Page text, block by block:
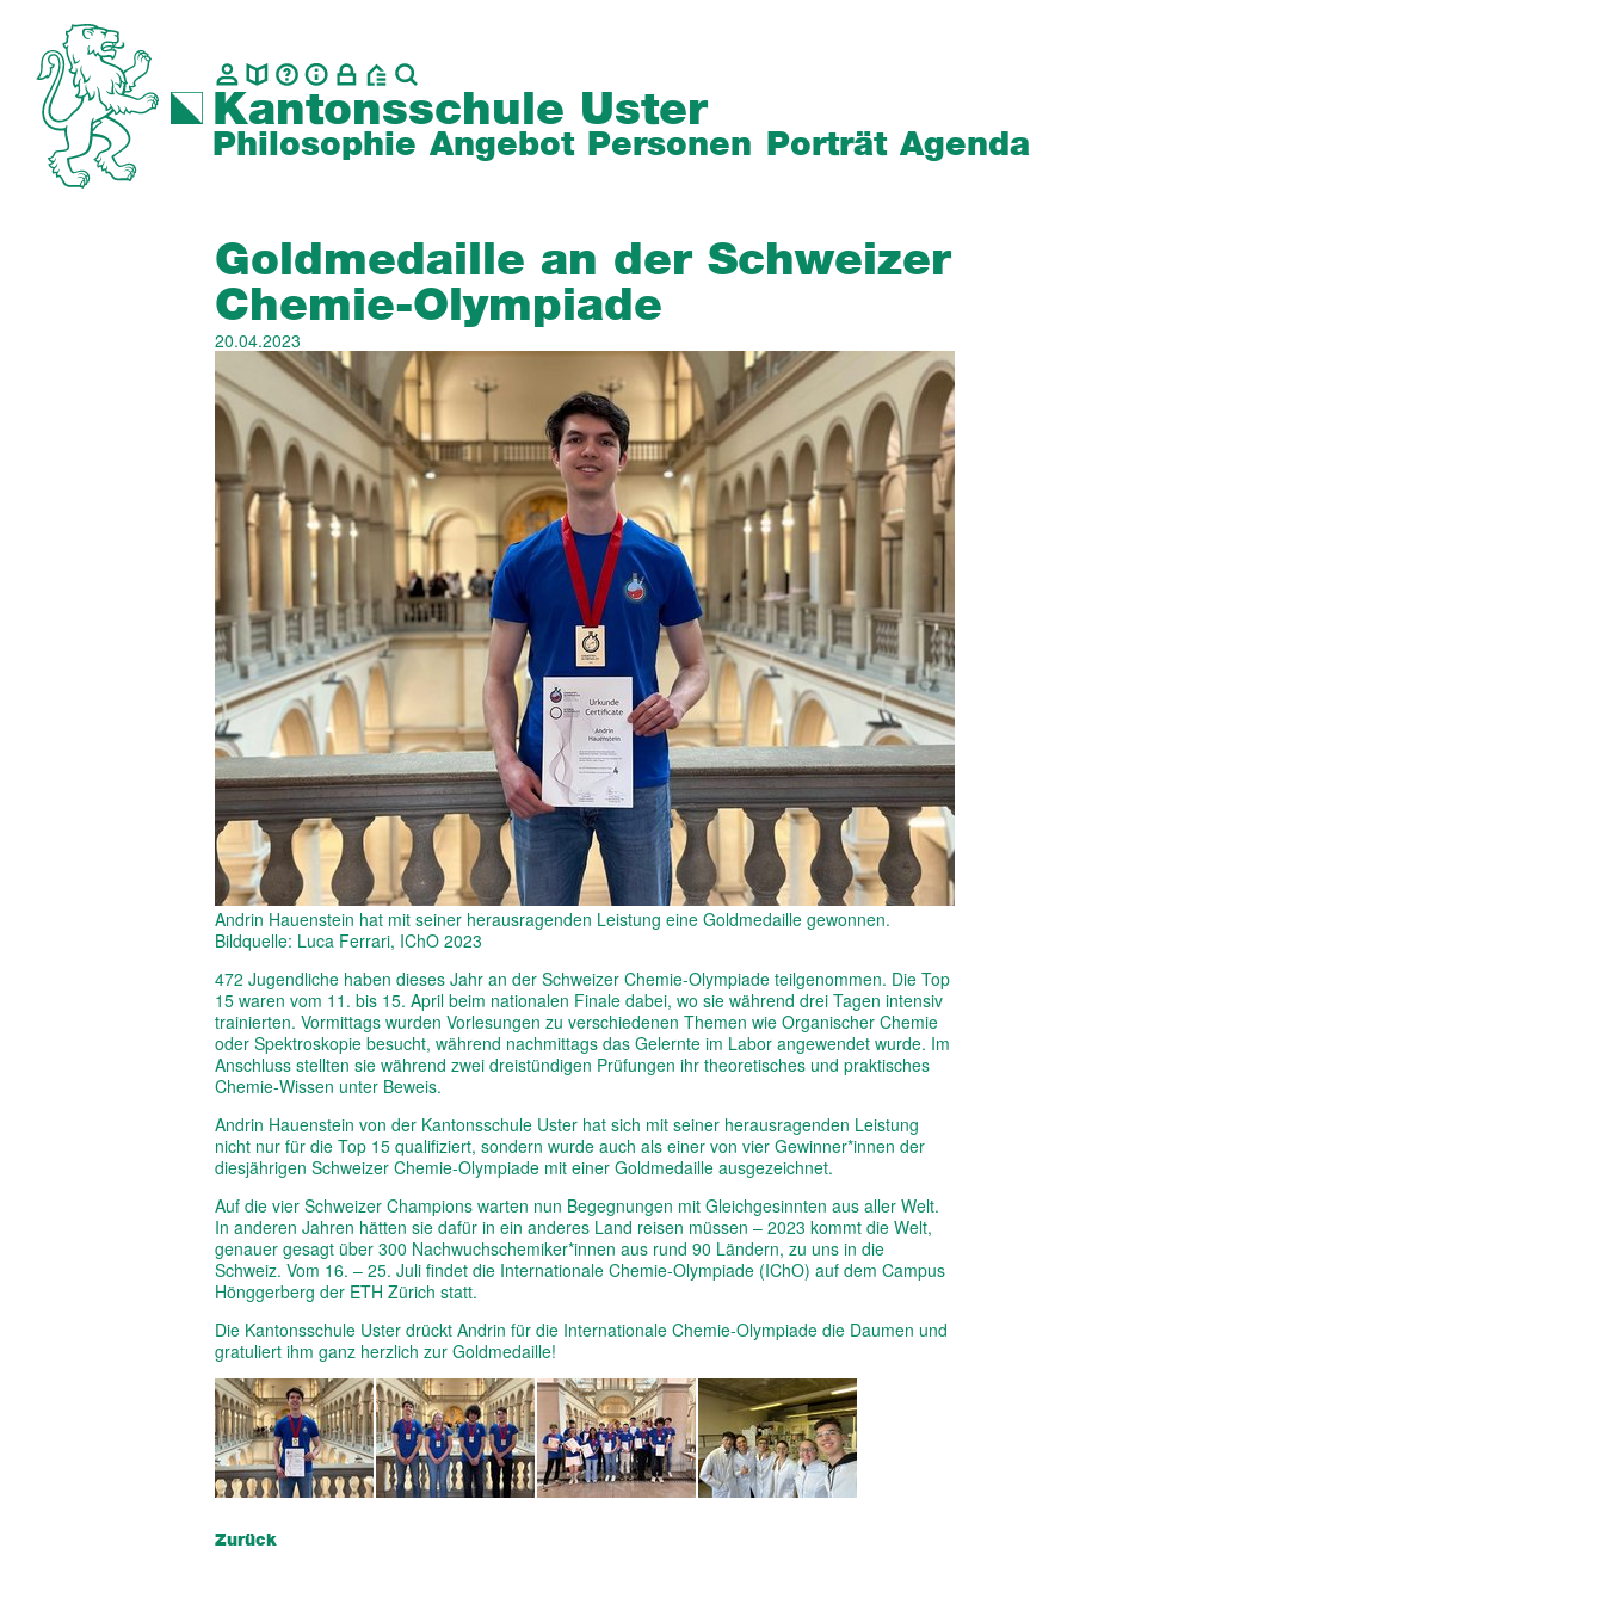
Kantonsschule Uster
Philosophie Angebot Personen Porträt Agenda
Goldmedaille an der Schweizer
Chemie-Olympiade
20.04.2023
Andrin Hauenstein hat mit seiner herausragenden Leistung eine Goldmedaille gewonnen.
Bildquelle: Luca Ferrari, IChO 2023
472 Jugendliche haben dieses Jahr an der Schweizer Chemie-Olympiade teilgenommen. Die Top
15 waren vom 11. bis 15. April beim nationalen Finale dabei, wo sie während drei Tagen intensiv
trainierten. Vormittags wurden Vorlesungen zu verschiedenen Themen wie Organischer Chemie
oder Spektroskopie besucht, während nachmittags das Gelernte im Labor angewendet wurde. Im
Anschluss stellten sie während zwei dreistündigen Prüfungen ihr theoretisches und praktisches
Chemie-Wissen unter Beweis.
Andrin Hauenstein von der Kantonsschule Uster hat sich mit seiner herausragenden Leistung
nicht nur für die Top 15 qualifiziert, sondern wurde auch als einer von vier Gewinner*innen der
diesjährigen Schweizer Chemie-Olympiade mit einer Goldmedaille ausgezeichnet.
Auf die vier Schweizer Champions warten nun Begegnungen mit Gleichgesinnten aus aller Welt.
In anderen Jahren hätten sie dafür in ein anderes Land reisen müssen – 2023 kommt die Welt,
genauer gesagt über 300 Nachwuchschemiker*innen aus rund 90 Ländern, zu uns in die
Schweiz. Vom 16. – 25. Juli findet die Internationale Chemie-Olympiade (IChO) auf dem Campus
Hönggerberg der ETH Zürich statt.
Die Kantonsschule Uster drückt Andrin für die Internationale Chemie-Olympiade die Daumen und
gratuliert ihm ganz herzlich zur Goldmedaille!
Zurück